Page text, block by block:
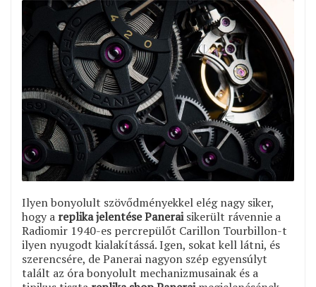
Ilyen bonyolult szövődményekkel elég nagy siker,
hogy a replika jelentése Paneraisikerült rávennie a
Radiomir 1940-es percrepülőt Carillon Tourbillon-t
ilyen nyugodt kialakítássá. Igen, sokat kell látni, és
szerencsére, de Panerai nagyon szép egyensúlyt
talált az óra bonyolult mechanizmusainak és a